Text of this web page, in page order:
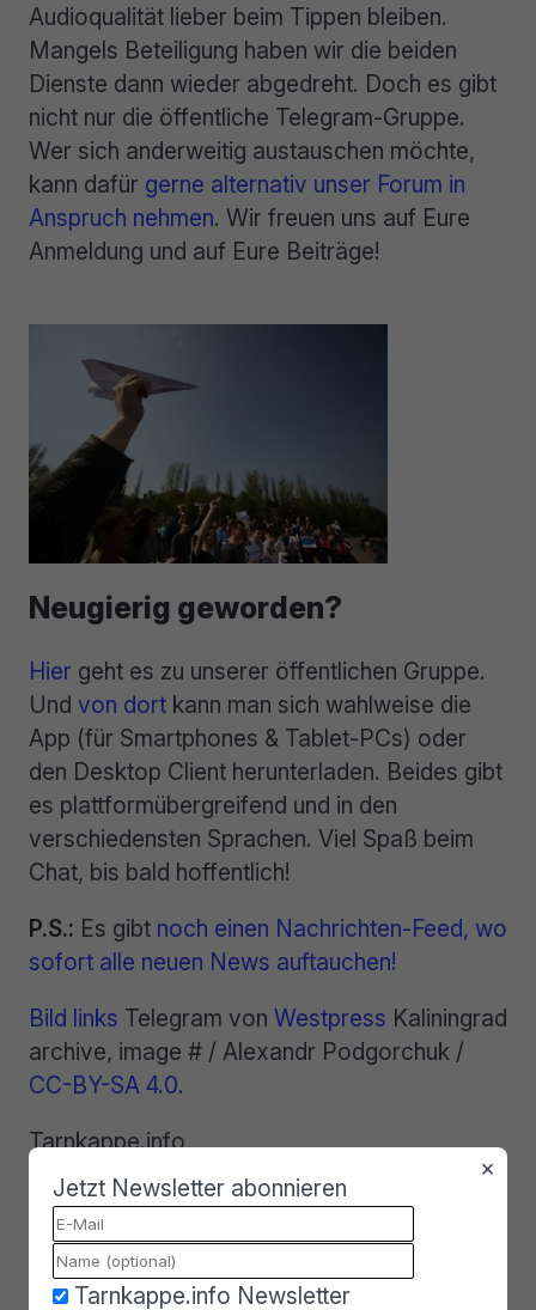
Audioqualität lieber beim Tippen bleiben.
Mangels Beteiligung haben wir die beiden
Dienste dann wieder abgedreht. Doch es gibt
nicht nur die öffentliche Telegram-Gruppe.
Wer sich anderweitig austauschen möchte,
kann dafür gerne alternativ unser Forum in
Anspruch nehmen. Wir freuen uns auf Eure
Anmeldung und auf Eure Beiträge!
Neugierig geworden?
Hier geht es zu unserer öffentlichen Gruppe.
Und von dort kann man sich wahlweise die
App (für Smartphones & Tablet-PCs) oder
den Desktop Client herunterladen. Beides gibt
es plattformübergreifend und in den
verschiedensten Sprachen. Viel Spaß beim
Chat, bis bald hoffentlich!
P.S.: Es gibt noch einen Nachrichten-Feed, wo
sofort alle neuen News auftauchen!
Bild links Telegram von Westpress Kaliningrad
archive, image # / Alexandr Podgorchuk /
CC-BY-SA 4.0.
Tarnkappe.info
3 Kommentare lesen
Mehr zu dem Thema
×
Jetzt Newsletter abonnieren
Tarnkappe.info Newsletter